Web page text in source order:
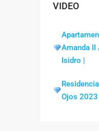
VIDEO
Amanda II
Isidro |
Ojos